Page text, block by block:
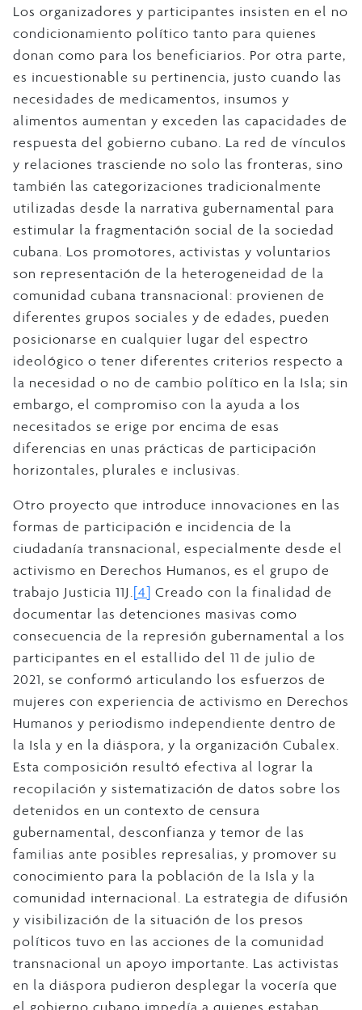
Los organizadores y participantes insisten en el no
condicionamiento político tanto para quienes
donan como para los beneficiarios. Por otra parte,
es incuestionable su pertinencia, justo cuando las
necesidades de medicamentos, insumos y
alimentos aumentan y exceden las capacidades de
respuesta del gobierno cubano. La red de vínculos
y relaciones trasciende no solo las fronteras, sino
también las categorizaciones tradicionalmente
utilizadas desde la narrativa gubernamental para
estimular la fragmentación social de la sociedad
cubana. Los promotores, activistas y voluntarios
son representación de la heterogeneidad de la
comunidad cubana transnacional: provienen de
diferentes grupos sociales y de edades, pueden
posicionarse en cualquier lugar del espectro
ideológico o tener diferentes criterios respecto a
la necesidad o no de cambio político en la Isla; sin
embargo, el compromiso con la ayuda a los
necesitados se erige por encima de esas
diferencias en unas prácticas de participación
horizontales, plurales e inclusivas.
Otro proyecto que introduce innovaciones en las
formas de participación e incidencia de la
ciudadanía transnacional, especialmente desde el
activismo en Derechos Humanos, es el grupo de
trabajo Justicia 11J.[4] Creado con la finalidad de
documentar las detenciones masivas como
consecuencia de la represión gubernamental a los
participantes en el estallido del 11 de julio de
2021, se conformó articulando los esfuerzos de
mujeres con experiencia de activismo en Derechos
Humanos y periodismo independiente dentro de
la Isla y en la diáspora, y la organización Cubalex.
Esta composición resultó efectiva al lograr la
recopilación y sistematización de datos sobre los
detenidos en un contexto de censura
gubernamental, desconfianza y temor de las
familias ante posibles represalias, y promover su
conocimiento para la población de la Isla y la
comunidad internacional. La estrategia de difusión
y visibilización de la situación de los presos
políticos tuvo en las acciones de la comunidad
transnacional un apoyo importante. Las activistas
en la diáspora pudieron desplegar la vocería que